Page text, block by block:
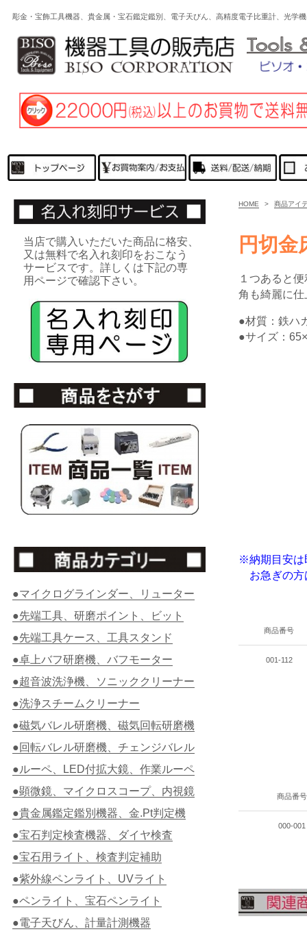
彫金・宝飾工具機器、貴金属・宝石鑑定鑑別、電子天びん、高精度電子比重計、光
HOME > 商品アイ
円切金
１つあると
角も綺麗に
●材質：鉄ハ
●サイズ：
※納期目安は
お急ぎの方
商品番号
001-112
商品番号
000-001
当店で購入いただいた商品に格安、
又は無料で名入れ刻印をおこなう
サービスです。詳しくは下記の専
用ページで確認下さい。
●マイクログラインダー、リューター
●先端工具、研磨ポイント、ビット
●先端工具ケース、工具スタンド
●卓上バフ研磨機、バフモーター
●超音波洗浄機、ソニッククリーナー
●洗浄スチームクリーナー
●磁気バレル研磨機、磁気回転研磨機
●回転バレル研磨機、チェンジバレル
●ルーペ、LED付拡大鏡、作業ルーペ
●顕微鏡、マイクロスコープ、内視鏡
●貴金属鑑定鑑別機器、金.Pt判定機
●宝石判定検査機器、ダイヤ検査
●宝石用ライト、検査判定補助
●紫外線ペンライト、UVライト
●ペンライト、宝石ペンライト
●電子天びん、計量計測機器